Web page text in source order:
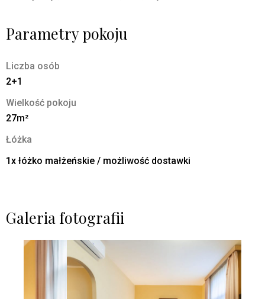
Parametry pokoju
Liczba osób
2+1
Wielkość pokoju
27m²
Łóżka
1x łóżko małżeńskie / możliwość dostawki
Galeria fotografii